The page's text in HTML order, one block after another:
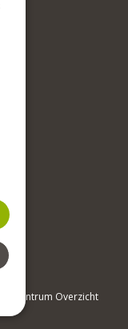
Tuincentrum Overzicht